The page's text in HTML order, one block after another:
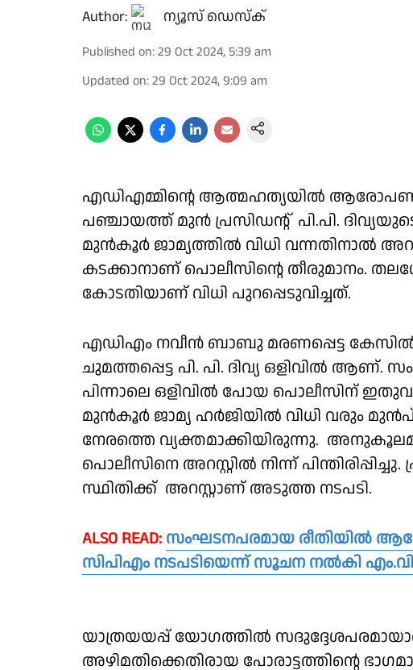
Author: ന്യൂസ് ഡെസ്ക്
Published on:29 Oct 2024, 5:39 am
Updated on:29 Oct 2024, 9:09 am
എഡിഎമ്മിൻ്റെ ആത്മഹത്യയിൽ ആരോപണ
പഞ്ചായത്ത് മുൻ പ്രസിഡൻ്റ് പി.പി.
മുൻ‌കൂർ ജാമ്യത്തിൽ വിധി വന്നതിനാൽ
കടക്കാനാണ് പൊലീസിൻ്റെ തീരുമാനം.
കോടതിയാണ് വിധി പുറപ്പെടുവിച്ചത്.
എഡിഎം നവീൻ ബാബു മരണപ്പെട്ട
ചുമത്തപ്പെട്ട പി. പി. ദിവ്യ ഒളിവിൽ ആണ്.
പിന്നാലെ ഒളിവിൽ പോയ പൊലീസിന്
മുൻകൂർ ജാമ്യ ഹർജിയിൽ വിധി വരും മുൻപ്
നേരത്തെ വ്യക്തമാക്കിയിരുന്നു.
പൊലീസിനെ അറസ്റ്റിൽ നിന്ന്
സ്ഥിതിക്ക് അറസ്റ്റാണ് അടുത്ത നടപടി.
ALSO READ: സംഘടനപരമായ രീതിയിൽ
സിപിഎം നടപടിയെന്ന് സൂചന നൽകി
യാത്രയയപ്പ് യോഗത്തിൽ
അഴിമതിക്കെതിരായ പോരാട്ടത്തിൻ്റെ